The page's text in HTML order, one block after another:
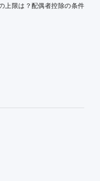
上限は？配偶者控除の条件